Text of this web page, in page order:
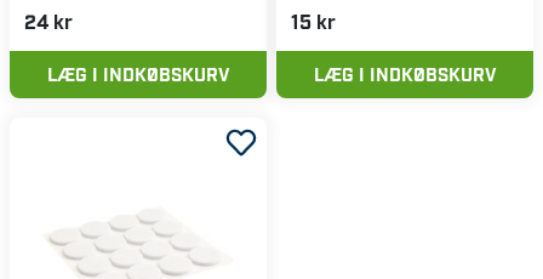
24 kr
LÆG I INDKØBSKURV
15 kr
LÆG I INDKØBSKURV